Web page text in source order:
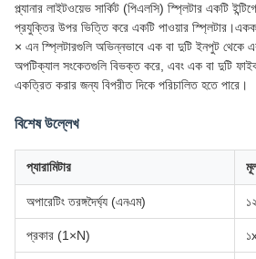
প্ল্যানার লাইটওয়েভ সার্কিট (পিএলসি) স্প্লিটার একটি
প্রযুক্তির উপর ভিত্তি করে একটি পাওয়ার
× এন স্প্লিটারগুলি অভিন্নভাবে এক বা দুটি ইনপুট থেকে
অপটিক্যাল সংকেতগুলি বিভক্ত করে, এবং এক বা দুটি
একত্রিত করার জন্য বিপরীত দিকে পরিচালিত হতে পারে।
বিশেষ উল্লেখ
প্যারামিটার
অপারেটিং তরঙ্গদৈর্ঘ্য (এনএম)
প্রকার (1×N)